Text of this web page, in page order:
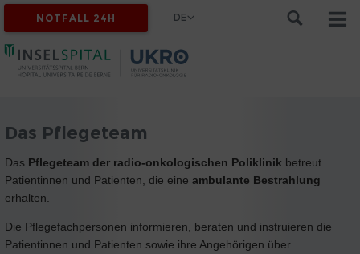
NOTFALL 24H DE
Das Pflegeteam
Das Pflegeteam der radio-onkologischen Poliklinik betreut
Patientinnen und Patienten, die eine ambulante Bestrahlung
erhalten.
Die Pflegefachpersonen informieren, beraten und instruieren die
Patientinnen und Patienten sowie ihre Angehörigen über